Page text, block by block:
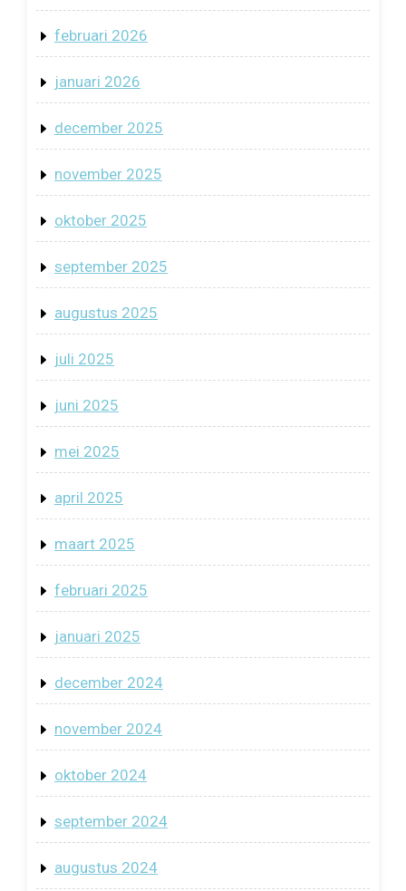
februari 2026
januari 2026
december 2025
november 2025
oktober 2025
september 2025
augustus 2025
juli 2025
juni 2025
mei 2025
april 2025
maart 2025
februari 2025
januari 2025
december 2024
november 2024
oktober 2024
september 2024
augustus 2024